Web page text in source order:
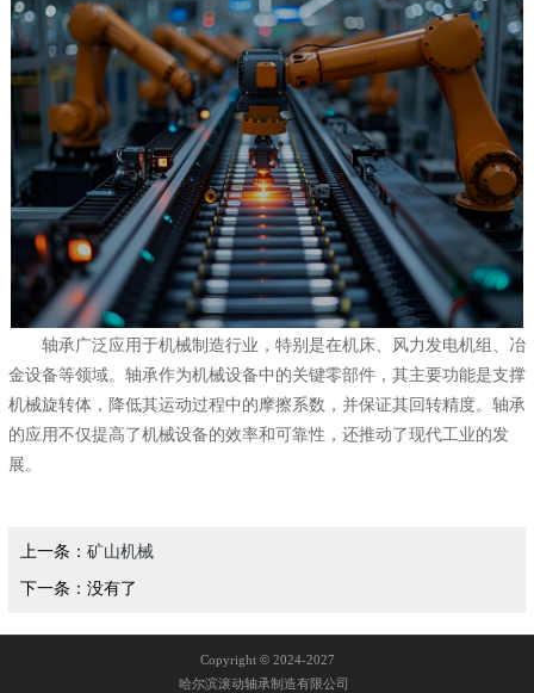
轴承广泛应用于机械制造行业，‌特别是在机床、‌风力发电机组、‌冶
金设备等领域。‌轴承作为机械设备中的关键零部件，‌其主要功能是支撑
机械旋转体，‌降低其运动过程中的摩擦系数，‌并保证其回转精度。‌轴承
的应用不仅提高了机械设备的效率和可靠性，‌还推动了现代工业的发
展。
上一条： 矿山机械
下一条：没有了
Copyright ©2024-2027
哈尔滨滚动轴承制造有限公司